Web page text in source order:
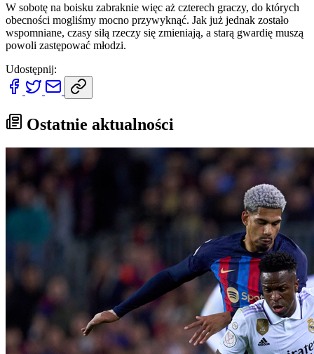
W sobotę na boisku zabraknie więc aż czterech graczy, do których
obecności mogliśmy mocno przywyknąć. Jak już jednak zostało
wspomniane, czasy siłą rzeczy się zmieniają, a starą gwardię muszą
powoli zastępować młodzi.
Udostępnij:
Ostatnie aktualności